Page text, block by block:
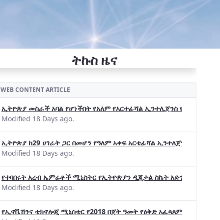
ትኩስ ዜና
WEB CONTENT ARTICLE
ኢትዮጵያ መስራች አባል የሆነችበት የአለም የአርተፊሻል ኢንተሊጀንስ የትብብር
Modified 18 Days ago.
ኢትዮጵያ ከ29 ሀገራት ጋር በመሆን የዓለም አቀፍ አርቴፊሻል ኢንተለጀንስ ትብብር
Modified 18 Days ago.
የተባበሩት አረብ ኤምሬቶች ሚኒስትር የኢትዮጵያን ዲጂታል ስኬት አድንቀዋል
Modified 18 Days ago.
የኢኖቬሽንና ቴክኖሎጂ ሚኒስቴር የ2018 በጀት ዓመት የዕቅድ አፈጻጸምና የቀጣይ